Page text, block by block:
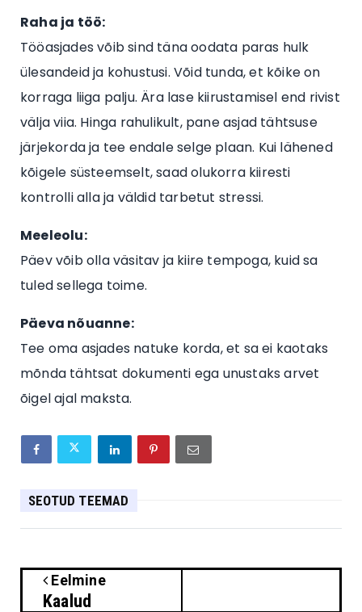
Raha ja töö:
Tööasjades võib sind täna oodata paras hulk
ülesandeid ja kohustusi. Võid tunda, et kõike on
korraga liiga palju. Ära lase kiirustamisel end rivist
välja viia. Hinga rahulikult, pane asjad tähtsuse
järjekorda ja tee endale selge plaan. Kui lähened
kõigele süsteemselt, saad olukorra kiiresti
kontrolli alla ja väldid tarbetut stressi.
Meeleolu:
Päev võib olla väsitav ja kiire tempoga, kuid sa
tuled sellega toime.
Päeva nõuanne:
Tee oma asjades natuke korda, et sa ei kaotaks
mõnda tähtsat dokumenti ega unustaks arvet
õigel ajal maksta.
SEOTUD TEEMAD
Eelmine
Kaalud